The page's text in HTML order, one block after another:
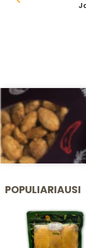
POPULIARIAUSI